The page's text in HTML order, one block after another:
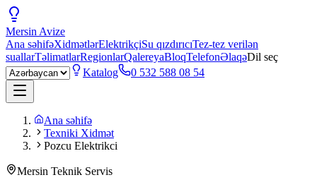
Mersin Avize
Ana səhifəXidmətlərElektrikçiSu qızdırıcıTez-tez verilən
suallarTəlimatlarRegionlarQalereyaBloqTelefonƏlaqəDil seç
Katalog
0 532 588 08 54
Ana səhifə
Texniki Xidmət
Pozcu Elektrikci
Mersin Teknik Servis